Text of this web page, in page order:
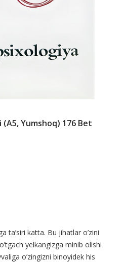
Yumshoq) 176 Bet
ta’siri katta. Bu jihatlar o’zini
yelkangizga minib olishi
o’zingizni binoyidek his